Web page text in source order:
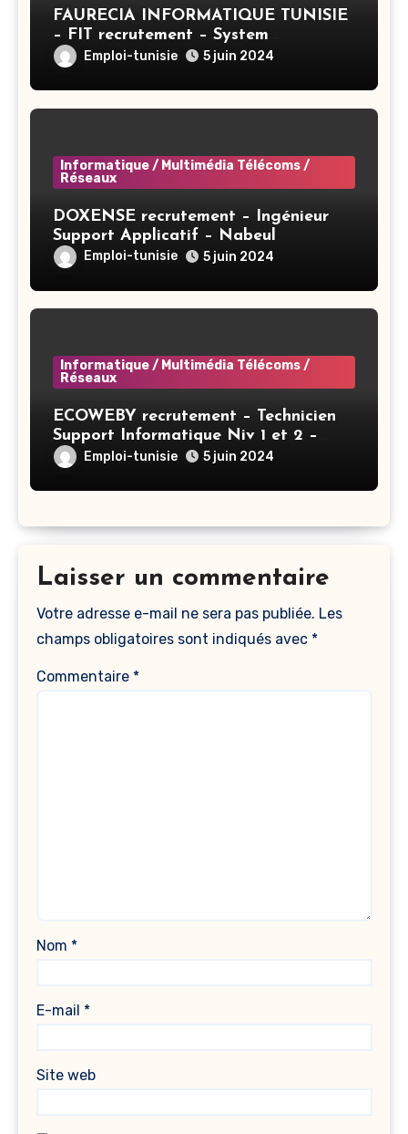
FAURECIA INFORMATIQUE TUNISIE
– FIT recrutement – System
Administrator BAC+3 (CIVP) – Tunis
Emploi-tunisie 5 juin 2024
Informatique / Multimédia Télécoms /
Réseaux
DOXENSE recrutement – Ingénieur
Support Applicatif – Nabeul
Emploi-tunisie 5 juin 2024
Informatique / Multimédia Télécoms /
Réseaux
ECOWEBY recrutement – Technicien
Support Informatique Niv 1 et 2 –
TunisEmploi-tunisie 5 juin 2024
Laisser un commentaire
Votre adresse e-mail ne sera pas publiée. Les
champs obligatoires sont indiqués avec *
Commentaire *
Nom *
E-mail *
Site web